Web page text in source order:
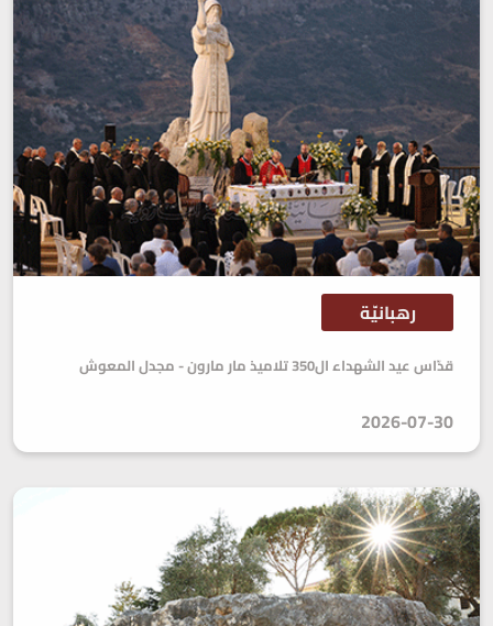
رهبانيّة
قدّاس عيد الشهداء ال350 تلاميذ مار مارون - مجدل المعوش
2026-07-30